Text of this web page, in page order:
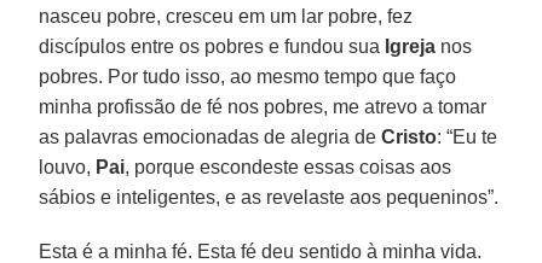
nasceu pobre, cresceu em um lar pobre, fez
discípulos entre os pobres e fundou sua Igreja nos
pobres. Por tudo isso, ao mesmo tempo que faço
minha profissão de fé nos pobres, me atrevo a tomar
as palavras emocionadas de alegria deCristo: “Eu te
louvo, Pai, porque escondeste essas coisas aos
sábios e inteligentes, e as revelaste aos pequeninos”.
Esta é a minha fé. Esta fé deu sentido à minha vida.